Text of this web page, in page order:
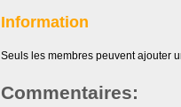
Information
Seuls les membres peuvent ajouter
Commentaires: